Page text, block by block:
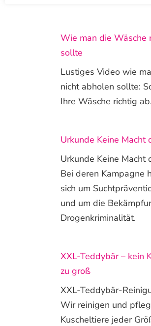
Wie man die Wäsche
sollte
Lustiges Video wie
nicht abholen sollte:
Ihre Wäsche richtig
Urkunde Keine Macht
Urkunde Keine Macht
Bei deren Kampagne
sich um
und um die
Drogenkriminalität.
XXL-Teddybär – kein
zu groß
XXL-Teddybär-
Wir reinigen und
Kuscheltiere jeder